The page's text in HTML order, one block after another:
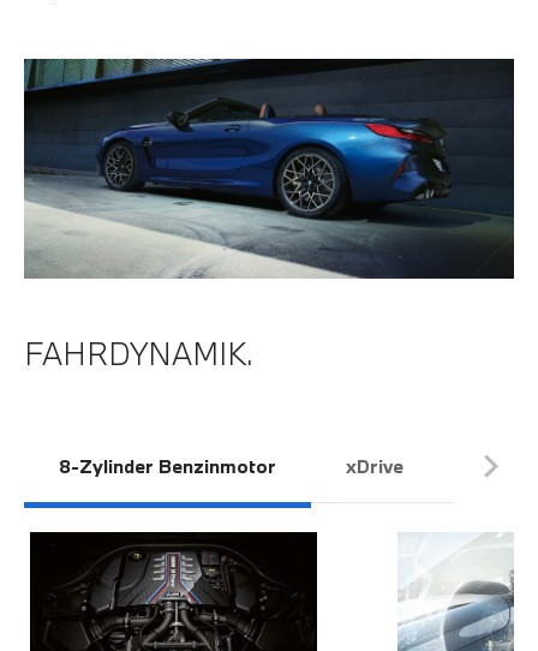
FAHRDYNAMIK.
8-Zylinder Benzinmotor xDrive